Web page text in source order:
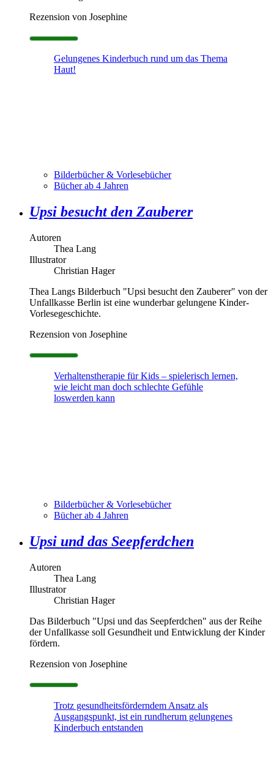
Rezension von Josephine
Gelungenes Kinderbuch rund um das Thema
Haut!
Bilderbücher & Vorlesebücher
Bücher ab 4 Jahren
Upsi besucht den Zauberer
Autoren
Thea Lang
Illustrator
Christian Hager
Thea Langs Bilderbuch "Upsi besucht den Zauberer" von der
Unfallkasse Berlin ist eine wunderbar gelungene Kinder-
Vorlesegeschichte.
Rezension von Josephine
Verhaltenstherapie für Kids – spielerisch lernen,
wie leicht man doch schlechte Gefühle
loswerden kann
Bilderbücher & Vorlesebücher
Bücher ab 4 Jahren
Upsi und das Seepferdchen
Autoren
Thea Lang
Illustrator
Christian Hager
Das Bilderbuch "Upsi und das Seepferdchen" aus der Reihe
der Unfallkasse soll Gesundheit und Entwicklung der Kinder
fördern.
Rezension von Josephine
Trotz gesundheitsförderndem Ansatz als
Ausgangspunkt, ist ein rundherum gelungenes
Kinderbuch entstanden